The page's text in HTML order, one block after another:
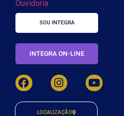
Ouvidoria
SOU INTEGRA
INTEGRA ON-LINE
LOCALIZAÇÃO